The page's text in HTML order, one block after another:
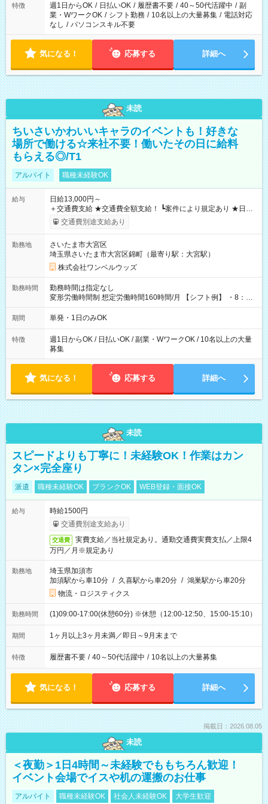
特徴 週1日からOK / 日払いOK / 履歴書不要 / 40～50代活躍中 / 副
業・WワークOK / シフト勤務 / 10名以上の大量募集 / 電話対応
なし / パソコンスキル不要
気になる！ 応募する 詳細へ
未読
ちいさいかわいいキャラのイベントも！好きな
場所で働ける☆来社不要！働いたその日に給料
もらえる◎/T1
アルバイト 職種未経験OK
給与
日給13,000円～
＋交通費支給 ★交通費全額支給！ ┗案件により規定あり ★日払
いOK！（規定あり） ┗働いたその日に現金GET♪ お仕事後はコ
ンビニATMから 日払い分を引き落とせます！ 【試用期間】試
交通費別途支給あり
勤務地
さいたま市大宮区
埼玉県さいたま市大宮区錦町（最寄り駅：大宮駅）
株式会社ワンベルウッズ
勤務時間
勤務時間は指定なし
変形労働時間制 想定労働時間160時間/月 【シフト例】 ・8：00
～21：00
期間 単発・1日のみOK
特徴
週1日からOK / 日払いOK / 副業・WワークOK / 10名以上の大量
募集
気になる！ 応募する 詳細へ
未読
スピードよりも丁寧に！未経験OK！作業はカン
タン×完全座り
派遣 職種未経験OK ブランクOK WEB登録・面接OK
給与
時給1500円
交通費別途支給あり
交通費
実費支給／当社規定あり。通勤交通費実費支払／上限4
万円／月※規定あり
勤務地
埼玉県加須市
加須駅から車10分 / 久喜駅から車20分 / 鴻巣駅から車20分
物流・ロジスティクス
勤務時間 (1)09:00-17:00(休憩60分) ※休憩（12:00-12:50、15:00-15:10）
期間 1ヶ月以上3ヶ月未満／即日～9月末まで
特徴 履歴書不要 / 40～50代活躍中 / 10名以上の大量募集
気になる！ 応募する 詳細へ
掲載日：2026.08.05
未読
＜夜勤＞1日4時間～未経験でももちろん歓迎！
イベント会場でイスや机の運搬のお仕事
アルバイト 職種未経験OK 社会人未経験OK
大学生歓迎